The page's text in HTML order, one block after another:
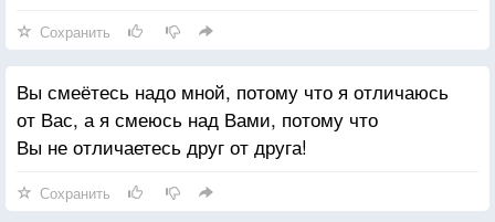
Сохранить
Вы смеётесь надо мной, потому что я отличаюсь
от Вас, а я смеюсь над Вами, потому что
Вы не отличаетесь друг от друга!
Сохранить